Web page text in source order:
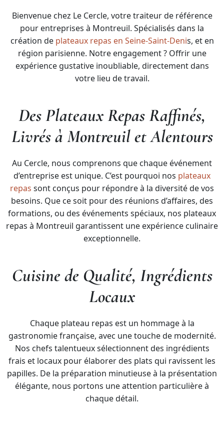
Bienvenue chez Le Cercle, votre traiteur de référence
pour entreprises à Montreuil. Spécialisés dans la
création de plateaux repas en Seine-Saint-Denis, et en
région parisienne. Notre engagement ? Offrir une
expérience gustative inoubliable, directement dans
votre lieu de travail.
Des Plateaux Repas Raffinés,
Livrés à Montreuil et Alentours
Au Cercle, nous comprenons que chaque événement
d’entreprise est unique. C’est pourquoi nos plateaux
repas sont conçus pour répondre à la diversité de vos
besoins. Que ce soit pour des réunions d’affaires, des
formations, ou des événements spéciaux, nos plateaux
repas à Montreuil garantissent une expérience culinaire
exceptionnelle.
Cuisine de Qualité, Ingrédients
Locaux
Chaque plateau repas est un hommage à la
gastronomie française, avec une touche de modernité.
Nos chefs talentueux sélectionnent des ingrédients
frais et locaux pour élaborer des plats qui ravissent les
papilles. De la préparation minutieuse à la présentation
élégante, nous portons une attention particulière à
chaque détail.